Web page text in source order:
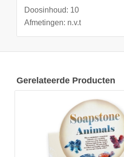
Doosinhoud: 10
Afmetingen: n.v.t
Gerelateerde Producten